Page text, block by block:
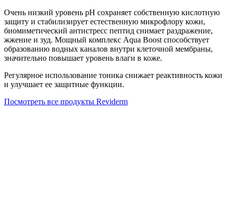
Очень низкий уровень рН сохраняет собственную кислотную
защиту и стабилизирует естественную микрофлору кожи,
биомиметический антистресс пептид снимает раздражение,
жжение и зуд. Мощный комплекс Аqua Boost способствует
образованию водных каналов внутри клеточной мембраны,
значительно повышает уровень влаги в коже.
Регулярное использование тоника снижает реактивность кожи
и улучшает ее защитные функции.
Посмотреть все продукты Reviderm